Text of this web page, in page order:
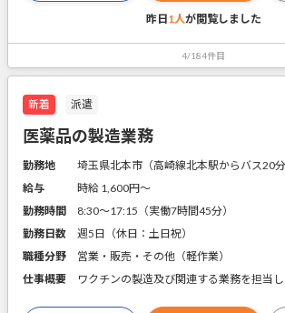
昨日1人が閲覧しました
4/184件目
新着 派遣
医薬品の製造業務
勤務地
埼玉県北本市（高崎線北本駅からバス20分
給与
時給 1,600円〜
勤務時間
8:30～17:15（実働7時間45分）
勤務日数
週5日（休日：土日祝）
職種分野
営業・販売・その他（軽作業）
仕事概要
ワクチンの製造及び関連する業務を担当し